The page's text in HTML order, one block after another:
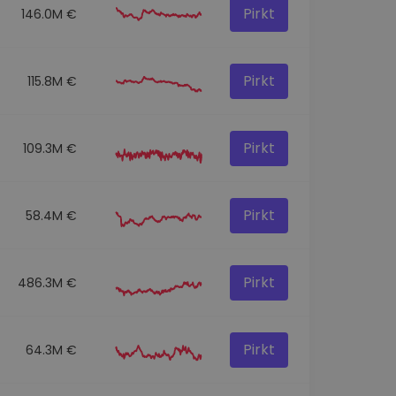
146.0M € Pirkt
115.8M € Pirkt
109.3M € Pirkt
58.4M € Pirkt
486.3M € Pirkt
64.3M € Pirkt